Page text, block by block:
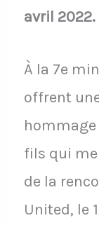
avril
À la 7e
offrent
hommage
fils qui
de la
United, le